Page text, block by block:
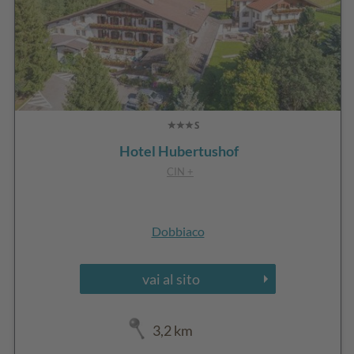
Hotel Hubertushof
CIN +
Dobbiaco
vai al sito
3,2 km